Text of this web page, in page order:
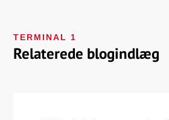
TERMINAL 1
Relaterede blogindlæg